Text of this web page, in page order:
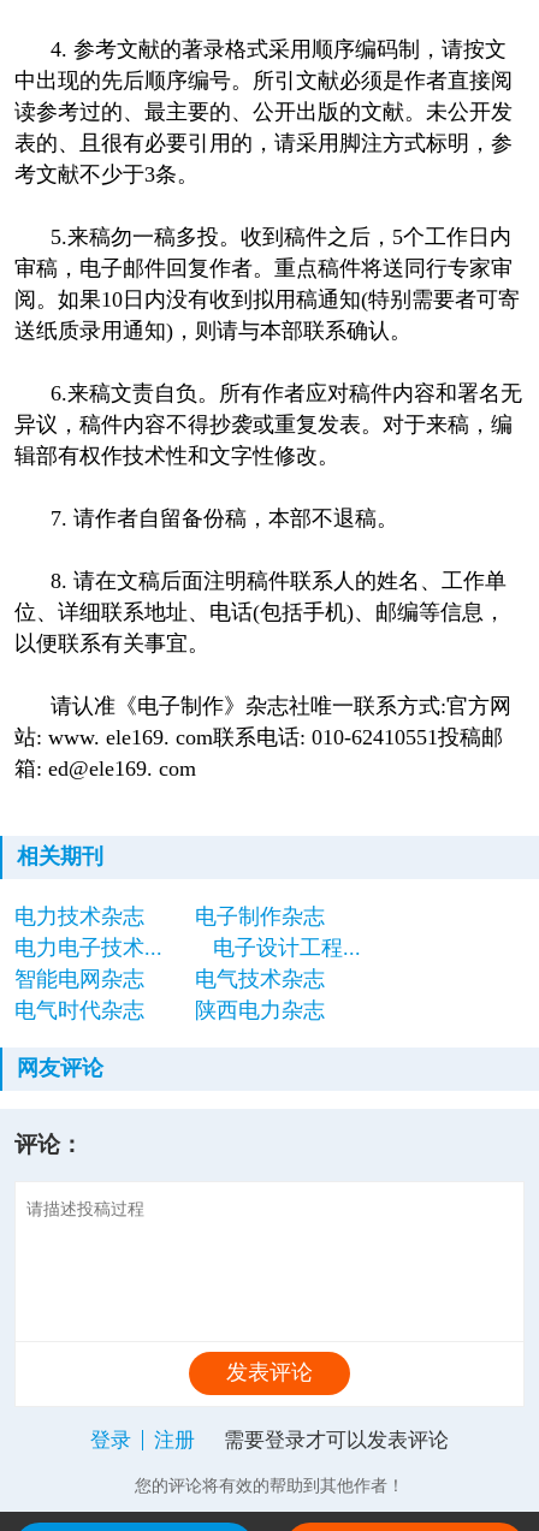
4. 参考文献的著录格式采用顺序编码制，请按文
中出现的先后顺序编号。所引文献必须是作者直接阅
读参考过的、最主要的、公开出版的文献。未公开发
表的、且很有必要引用的，请采用脚注方式标明，参
考文献不少于3条。
5.来稿勿一稿多投。收到稿件之后，5个工作日内
审稿，电子邮件回复作者。重点稿件将送同行专家审
阅。如果10日内没有收到拟用稿通知(特别需要者可寄
送纸质录用通知)，则请与本部联系确认。
6.来稿文责自负。所有作者应对稿件内容和署名无
异议，稿件内容不得抄袭或重复发表。对于来稿，编
辑部有权作技术性和文字性修改。
7. 请作者自留备份稿，本部不退稿。
8. 请在文稿后面注明稿件联系人的姓名、工作单
位、详细联系地址、电话(包括手机)、邮编等信息，
以便联系有关事宜。
请认准《电子制作》杂志社唯一联系方式:官方网
站: www. ele169. com联系电话: 010-62410551投稿邮
箱: ed@ele169. com
相关期刊
电力技术杂志
电子制作杂志
电力电子技术...
电子设计工程...
智能电网杂志
电气技术杂志
电气时代杂志
陕西电力杂志
网友评论
评论：
发表评论
登录 注册 需要登录才可以发表评论
您的评论将有效的帮助到其他作者！